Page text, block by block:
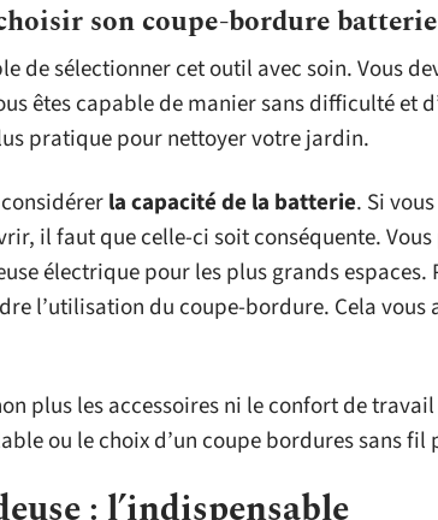
son coupe-bordure
de sélectionner cet outil avec soin. Vous
êtes capable de manier sans difficulté et
pratique pour nettoyer votre jardin.
la capacité de la batterie. Si
il faut que celle-ci soit conséquente.
électrique pour les plus grands espaces.
l’utilisation du coupe-bordure. Cela vous
plus les accessoires ni le confort de
ou le choix d’un coupe bordures sans
: l’indispensable